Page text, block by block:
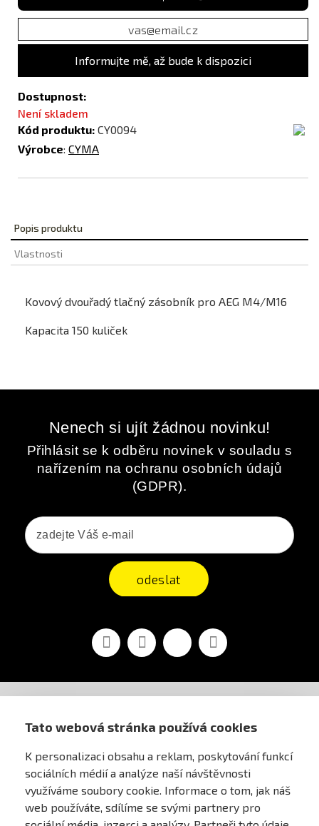
Tato webová stránka používá cookies
K personalizaci obsahu a reklam, poskytování funkcí
sociálních médií a analýze naší návštěvnosti
využíváme soubory cookie. Informace o tom, jak náš
web používáte, sdílíme se svými partnery pro
Informujte mě, až bude k dispozici
Dostupnost:
Není skladem
Kód produktu: CY0094
Výrobce: CYMA
Popis produktu
Vlastnosti
Kovový dvouřadý tlačný zásobník pro AEG M4/M16
Kapacita 150 kuliček
Nenech si ujít žádnou novinku!
Přihlásit se k odběru novinek v souladu s
nařízením na ochranu osobních údajů
(GDPR).
odeslat
FacebookYouTubeVimeo Instagram
AIRSOFT OBCHOD PRAHA
PRO ZÁKAZNÍKY
MŮJ ÚČET